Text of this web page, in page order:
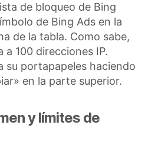
de bloqueo de Bing
de Bing Ads en la
de la tabla. Como sabe,
a 100 direcciones IP.
su portapapeles haciendo
en la parte superior.
y límites de